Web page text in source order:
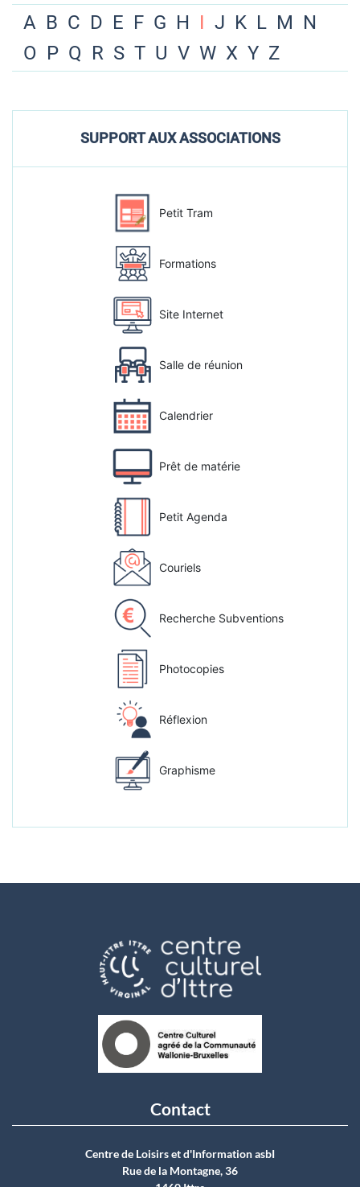
A B C D E F G H I J K L M N
O P Q R S T U V W X Y Z
SUPPORT AUX ASSOCIATIONS
Petit Tram
Formations
Site Internet
Salle de réunion
Calendrier
Prêt de matérie
Petit Agenda
Couriels
Recherche Subventions
Photocopies
Réflexion
Graphisme
Contact
Centre de Loisirs et d'Information asbI
Rue de la Montagne, 36